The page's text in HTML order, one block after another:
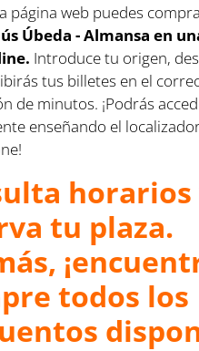
página web puedes
Úbeda - Almansa en
Introduce tu origen,
tus billetes en el
de minutos. ¡Podrás
enseñando el
horarios
tu plaza.
todos los